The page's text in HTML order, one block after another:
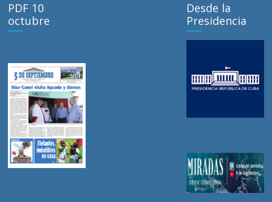
PDF 10
octubre
Desde la
Presidencia